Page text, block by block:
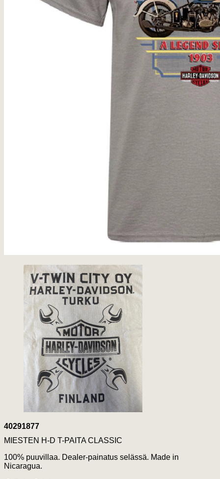
40291877
MIESTEN H-D T-PAITA CLASSIC
100% puuvillaa. Dealer-painatus selässä. Made in
Nicaragua.